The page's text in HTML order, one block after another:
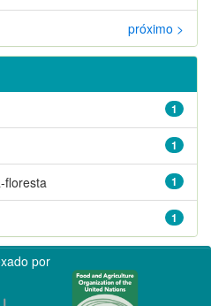
próximo >
1
1
1
floresta
1
por